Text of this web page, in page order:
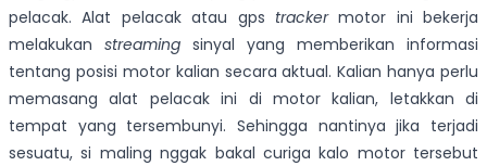
pelacak. Alat pelacak atau gps trackermotor ini bekerja
melakukan streaming sinyal yang memberikan informasi
tentang posisi motor kalian secara aktual. Kalian hanya perlu
memasang alat pelacak ini di motor kalian, letakkan di
tempat yang tersembunyi. Sehingga nantinya jika terjadi
sesuatu, si maling nggak bakal curiga kalo motor tersebut